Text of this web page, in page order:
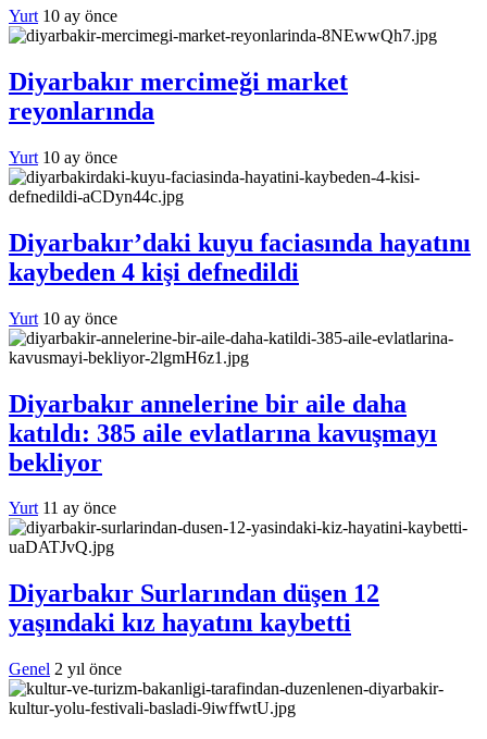
Yurt 10 ay önce
Diyarbakır mercimeği market
reyonlarında
Yurt 10 ay önce
Diyarbakır’daki kuyu faciasında hayatını
kaybeden 4 kişi defnedildi
Yurt 10 ay önce
Diyarbakır annelerine bir aile daha
katıldı: 385 aile evlatlarına kavuşmayı
bekliyor
Yurt 11 ay önce
Diyarbakır Surlarından düşen 12
yaşındaki kız hayatını kaybetti
Genel 2 yıl önce